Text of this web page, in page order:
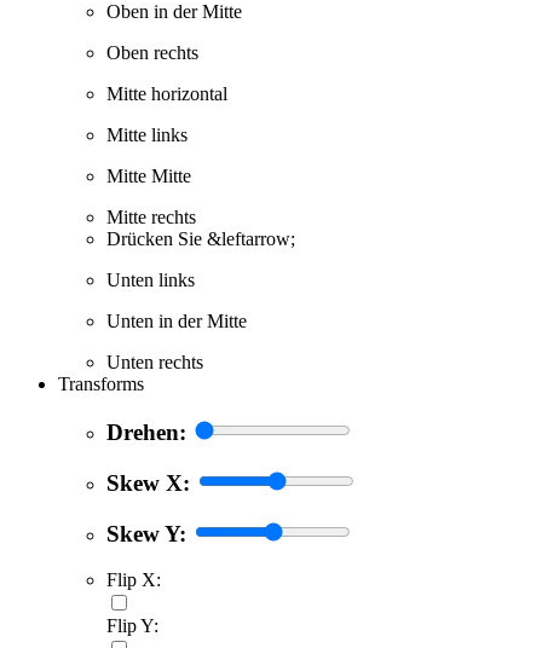
Oben in der Mitte
Oben rechts
Mitte horizontal
Mitte links
Mitte Mitte
Mitte rechts
Drücken Sie &leftarrow;
Unten links
Unten in der Mitte
Unten rechts
Transforms
Drehen:
Skew X:
Skew Y:
Flip X:
Flip Y: